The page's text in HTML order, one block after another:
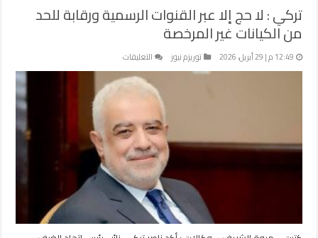
تركي : لا حج إلا عبر القنوات الرسمية ورقابة للحد
من الكيانات غير المرخصة
12:49 م | 29 أبريل، 2026 توريزم نيوز التعليقات
تركي
:
حج
إلا
عبر
القنوات
الرسمية
ورقابة
للحد
من
الكيانات